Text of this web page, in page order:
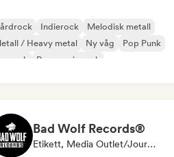
Indierock
Melodisk metall
/ Heavy metal
Ny våg
Pop Punk
Progressiv rock
Bad Wolf Records®
Etikett, Media Outlet/Journalist, Ljudexpert